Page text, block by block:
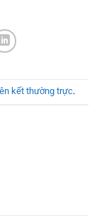
kết thường trực.